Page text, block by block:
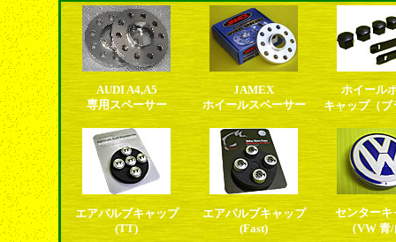
AUDI A4,A5
専用スペーサー
JAMEX
ホイールスペーサー
ホイール
キャップ（ブ
エアバルブキャップ
(TT)
エアバルブキャップ
(Fast)
センターキ
（VW 青/